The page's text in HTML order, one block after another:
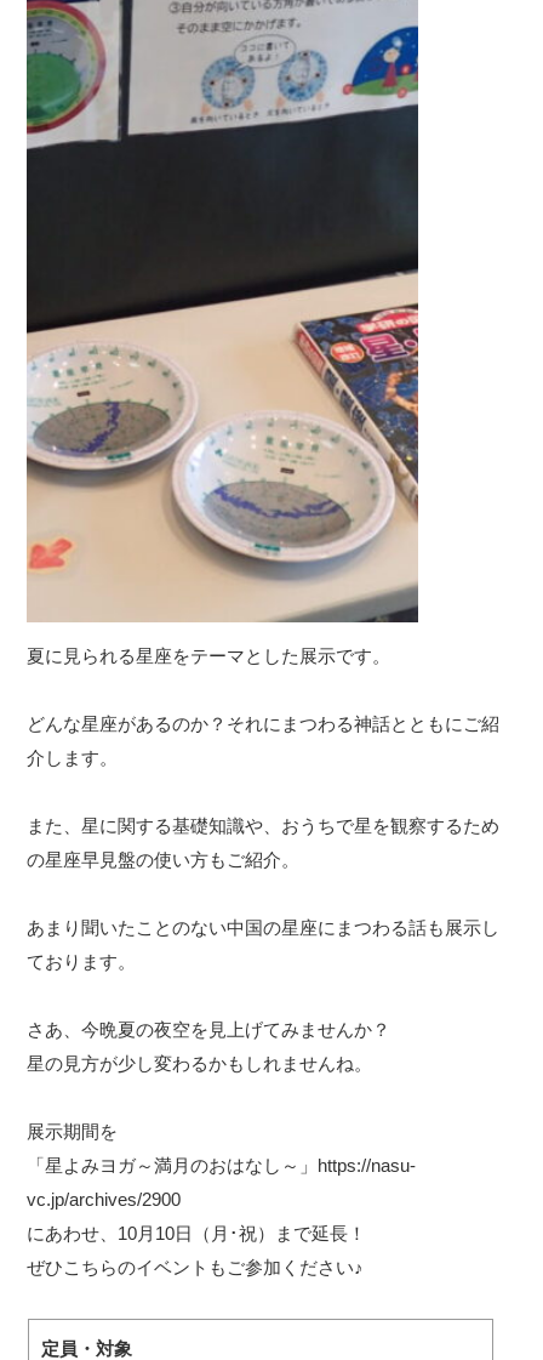
夏に見られる星座をテーマとした展示です。
どんな星座があるのか？それにまつわる神話とともにご紹
介します。
また、星に関する基礎知識や、おうちで星を観察するため
の星座早見盤の使い方もご紹介。
あまり聞いたことのない中国の星座にまつわる話も展示し
ております。
さあ、今晩夏の夜空を見上げてみませんか？
星の見方が少し変わるかもしれませんね。
展示期間を
「星よみヨガ～満月のおはなし～」 https://nasu-
vc.jp/archives/2900
にあわせ、10月10日（月･祝）まで延長！
ぜひこちらのイベントもご参加ください♪
定員・対象